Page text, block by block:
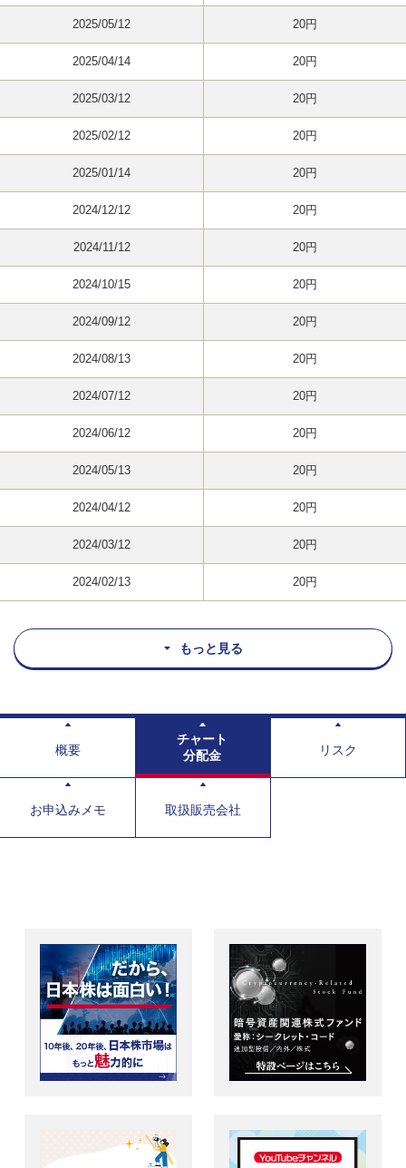
2025/05/12 20円
2025/04/14 20円
2025/03/12 20円
2025/02/12 20円
2025/01/14 20円
2024/12/12 20円
2024/11/12 20円
2024/10/15 20円
2024/09/12 20円
2024/08/13 20円
2024/07/12 20円
2024/06/12 20円
2024/05/13 20円
2024/04/12 20円
2024/03/12 20円
2024/02/13 20円
もっと見る
概要
チャート
分配金
リスク
お申込みメモ 取扱販売会社